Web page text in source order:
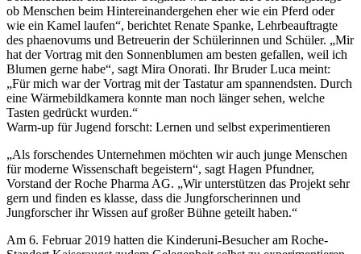
ob Menschen beim Hintereinandergehen eher wie ein Pferd oder
wie ein Kamel laufen“, berichtet Renate Spanke, Lehrbeauftragte
des phaenovums und Betreuerin der Schülerinnen und Schüler. „Mir
hat der Vortrag mit den Sonnenblumen am besten gefallen, weil ich
Blumen gerne habe“, sagt Mira Onorati. Ihr Bruder Luca meint:
„Für mich war der Vortrag mit der Tastatur am spannendsten. Durch
eine Wärmebildkamera konnte man noch länger sehen, welche
Tasten gedrückt wurden.“
Warm-up für Jugend forscht: Lernen und selbst experimentieren
„Als forschendes Unternehmen möchten wir auch junge Menschen
für moderne Wissenschaft begeistern“, sagt Hagen Pfundner,
Vorstand der Roche Pharma AG. „Wir unterstützen das Projekt sehr
gern und finden es klasse, dass die Jungforscherinnen und
Jungforscher ihr Wissen auf großer Bühne geteilt haben.“
Am 6. Februar 2019 hatten die Kinderuni-Besucher am Roche-